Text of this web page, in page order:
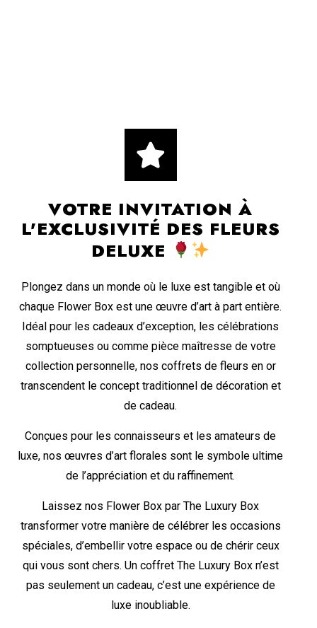
VOTRE INVITATION À
L'EXCLUSIVITÉ DES FLEURS
DELUXE
Plongez dans un monde où le luxe est tangible et où
chaque Flower Box est une œuvre d’art à part entière.
Idéal pour les cadeaux d’exception, les célébrations
somptueuses ou comme pièce maîtresse de votre
collection personnelle, nos coffrets de fleurs en or
transcendent le concept traditionnel de décoration et
de cadeau.
Conçues pour les connaisseurs et les amateurs de
luxe, nos œuvres d’art florales sont le symbole ultime
de l’appréciation et du raffinement.
Laissez nos Flower Box par The Luxury Box
transformer votre manière de célébrer les occasions
spéciales, d’embellir votre espace ou de chérir ceux
qui vous sont chers. Un coffret The Luxury Box n’est
pas seulement un cadeau, c’est une expérience de
luxe inoubliable.